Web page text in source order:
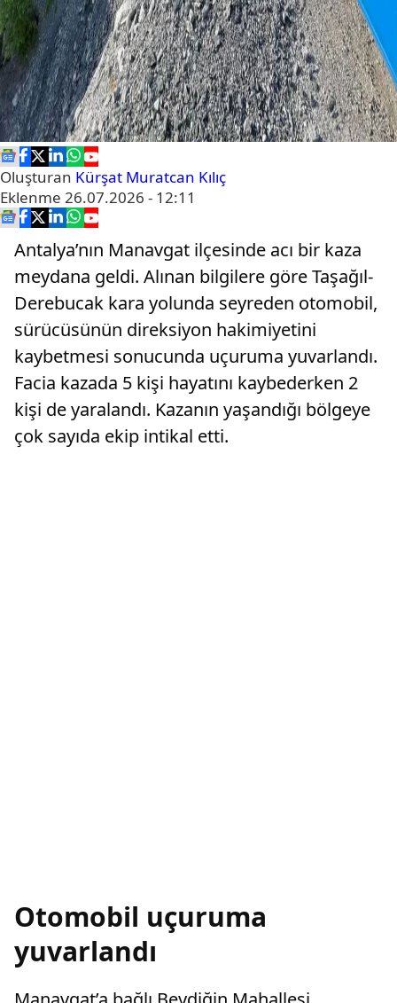
Oluşturan Kürşat Muratcan Kılıç
Eklenme 26.07.2026 - 12:11
Antalya’nın Manavgat ilçesinde acı bir kaza
meydana geldi. Alınan bilgilere göre Taşağıl-
Derebucak kara yolunda seyreden otomobil,
sürücüsünün direksiyon hakimiyetini
kaybetmesi sonucunda uçuruma yuvarlandı.
Facia kazada 5 kişi hayatını kaybederken 2
kişi de yaralandı. Kazanın yaşandığı bölgeye
çok sayıda ekip intikal etti.
Otomobil uçuruma
yuvarlandı